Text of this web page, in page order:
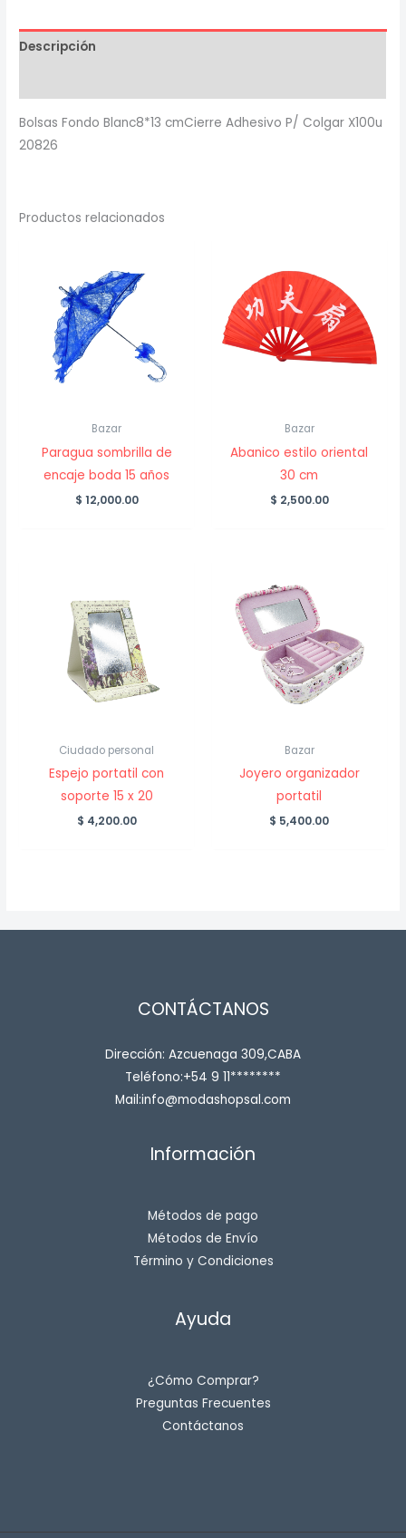
P/
Colgar
20826
cantidad
Descripción
Bolsas Fondo Blanc8*13 cmCierre Adhesivo P/ Colgar X100u
20826
Productos relacionados
Bazar
Paragua sombrilla de
encaje boda 15 años
$ 12,000.00
Bazar
Abanico estilo oriental
30 cm
$ 2,500.00
Ciudado personal
Espejo portatil con
soporte 15 x 20
$ 4,200.00
Bazar
Joyero organizador
portatil
$ 5,400.00
CONTÁCTANOS
Dirección: Azcuenaga 309,CABA
Teléfono:+54 9 11********
Mail:info@modashopsal.com
Información
Métodos de pago
Métodos de Envío
Término y Condiciones
Ayuda
¿Cómo Comprar?
Preguntas Frecuentes
Contáctanos